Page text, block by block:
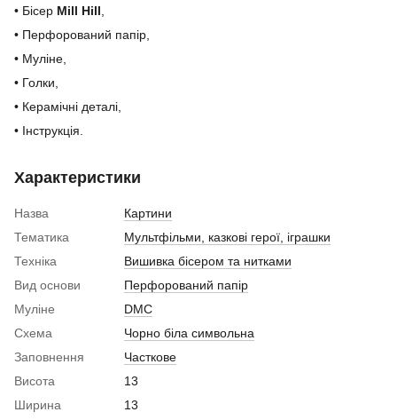
• Бісер Mill Hill,
• Перфорований папір,
• Муліне,
• Голки,
• Керамічні деталі,
• Інструкція.
Характеристики
Назва
Картини
Тематика
Мультфільми, казкові герої, іграшки
Техніка
Вишивка бісером та нитками
Вид основи
Перфорований папір
Муліне
DMC
Схема
Чорно біла символьна
Заповнення
Часткове
Висота
13
Ширина
13